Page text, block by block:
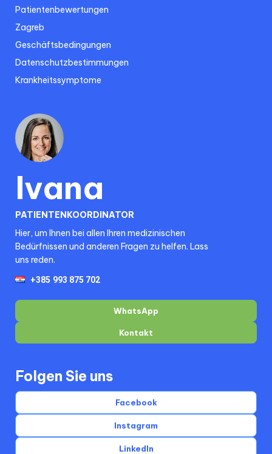
Patientenbewertungen
Zagreb
Geschäftsbedingungen
Datenschutzbestimmungen
Krankheitssymptome
Ivana
PATIENTENKOORDINATOR
Hier, um Ihnen bei allen Ihren medizinischen
Bedürfnissen und anderen Fragen zu helfen. Lass
uns reden.
Kontakt
WhatsApp
Folgen Sie uns
Facebook
Instagram
LinkedIn